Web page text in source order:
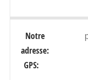
Notre
adresse:
GPS: